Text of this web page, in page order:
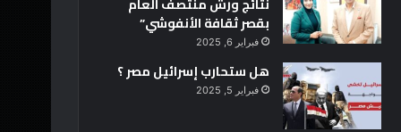
بقصر ثقافة الأنفوشي”
فبراير 6, 2025
هل ستحارب إسرائيل مصر ؟
فبراير 5, 2025